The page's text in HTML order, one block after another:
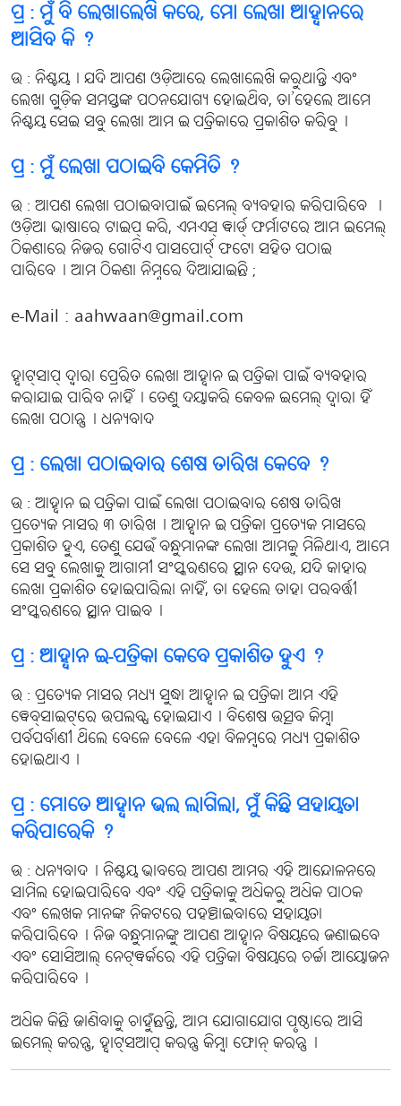
ପ୍ର : ମୁଁ ବି ଲେଖାଲେଖି କରେ, ମୋ ଲେଖା ଆହ୍ବାନରେ
ଆସିବ କି ?
ଉ : ନିଶ୍ଚୟ୤ ଯଦି ଆପଣ ଓଡ଼ିଆରେ ଲେଖାଲେଖି କରୁଥାନ୍ତି ଏବଂ
ଲେଖା ଗୁଡ଼ିକ ସମସ୍ତଙ୍କ ପଠନଯୋଗ୍ୟ ହୋଇଥିବ, ତା’ହେଲେ ଆମେ
ନିଶ୍ଚୟ ସେଇ ସବୁ ଲେଖା ଆମ ଇ-ପତ୍ରିକାରେ ପ୍ରକାଶିତ କରିବୁ୤
ପ୍ର : ମୁଁ ଲେଖା ପଠାଇବି କେମିତି ?
ଉ : ଆପଣ ଲେଖା ପଠାଇବାପାଇଁ ଇମେଲ୍ ବ୍ୟବହାର କରିପାରିବେ ୤
ଓଡ଼ିଆ ଭାଷାରେ ଟାଇପ୍ କରି, ଏମଏସ୍ ୱାର୍ଡ୍ ଫର୍ମାଟରେ ଆମ ଇମେଲ୍
ଠିକଣାରେ ନିଜର ଗୋଟିଏ ପାସପୋର୍ଟ୍ ଫଟୋ ସହିତ ପଠାଇ
ପାରିବେ୤ ଆମ ଠିକଣା ନିମ୍ନରେ ଦିଆଯାଇଛି ;
e-Mail : aahwaan@gmail.com
ହ୍ବାଟ୍‌ସାପ୍ ଦ୍ବାରା ପ୍ରେରିତ ଲେଖା ଆହ୍ବାନ ଇ-ପତ୍ରିକା ପାଇଁ ବ୍ୟବହାର
କରାଯାଇ ପାରିବ ନାହିଁ୤ ତେଣୁ ଦୟାକରି କେବଳ ଇମେଲ୍ ଦ୍ବାରା ହିଁ
ଲେଖା ପଠାନ୍ତୁ୤ ଧନ୍ୟବାଦ
ପ୍ର : ଲେଖା ପଠାଇବାର ଶେଷ ତାରିଖ କେବେ ?
ଉ : ଆହ୍ବାନ ଇ-ପତ୍ରିକା ପାଇଁ ଲେଖା ପଠାଇବାର ଶେଷ ତାରିଖ
ପ୍ରତ୍ୟେକ ମାସର ୩ ତାରିଖ୤ ଆହ୍ବାନ ଇ-ପତ୍ରିକା ପ୍ରତ୍ୟେକ ମାସରେ
ପ୍ରକାଶିତ ହୁଏ, ତେଣୁ ଯେଉଁ ବନ୍ଧୁମାନଙ୍କ ଲେଖା ଆମକୁ ମିଳିଥାଏ, ଆମେ
ସେ ସବୁ ଲେଖାକୁ ଆଗାମୀ ସଂସ୍କରଣରେ ସ୍ଥାନ ଦେଉ, ଯଦି କାହାର
ଲେଖା ପ୍ରକାଶିତ ହୋଇପାରିଲା ନାହିଁ, ତା ହେଲେ ତାହା ପରବର୍ତ୍ତୀ
ସଂସ୍କରଣରେ ସ୍ଥାନ ପାଇବ୤
ପ୍ର : ଆହ୍ବାନ ଇ-ପତ୍ରିକା କେବେ ପ୍ରକାଶିତ ହୁଏ ?
ଉ : ପ୍ରତ୍ୟେକ ମାସର ମଧ୍ୟ ସୁଦ୍ଧା ଆହ୍ବାନ ଇ-ପତ୍ରିକା ଆମ ଏହି
ୱେବ୍‌ସାଇଟ୍‌ରେ ଉପଲବ୍ଧ ହୋଇଯାଏ୤ ବିଶେଷ ଉତ୍ସବ କିମ୍ବା
ପର୍ବପର୍ବାଣୀ ଥିଲେ ବେଳେ ବେଳେ ଏହା ବିଳମ୍ବରେ ମଧ୍ୟ ପ୍ରକାଶିତ
ହୋଇଥାଏ୤
ପ୍ର : ମୋତେ ଆହ୍ବାନ ଭଲ ଲାଗିଲା, ମୁଁ କିଛି ସହାୟତା
କରିପାରେକି ?
ଉ : ଧନ୍ୟବାଦ୤ ନିଶ୍ଚୟ ଭାବରେ ଆପଣ ଆମର ଏହି ଆନ୍ଦୋଳନରେ
ସାମିଲ ହୋଇପାରିବେ ଏବଂ ଏହି ପତ୍ରିକାକୁ ଅଧିକରୁ ଅଧିକ ପାଠକ
ଏବଂ ଲେଖକ ମାନଙ୍କ ନିକଟରେ ପହଞ୍ଚାଇବାରେ ସହାୟତା
କରିପାରିବେ୤ ନିଜ ବନ୍ଧୁମାନଙ୍କୁ ଆପଣ ଆହ୍ବାନ ବିଷୟରେ ଜଣାଇବେ
ଏବଂ ସୋସିଆଲ୍ ନେଟ୍‌ୱର୍କରେ ଏହି ପତ୍ରିକା ବିଷୟରେ ଚର୍ଚ୍ଚା ଆୟୋଜନ
କରିପାରିବେ୤
ଅଧିକ କିଛି ଜାଣିବାକୁ ଚାହୁଁଛନ୍ତି, ଆମ ଯୋଗାଯୋଗ ପୃଷ୍ଠାରେ ଆସି
ଇମେଲ୍ କରନ୍ତୁ, ହ୍ବାଟ୍‌ସଆପ୍ କରନ୍ତୁ କିମ୍ବା ଫୋନ୍ କରନ୍ତୁ୤